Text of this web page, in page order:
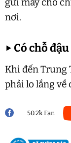
nơi.
▶ Có chỗ
Khi đến Trung
phải lo lắng về
50.2k Fan